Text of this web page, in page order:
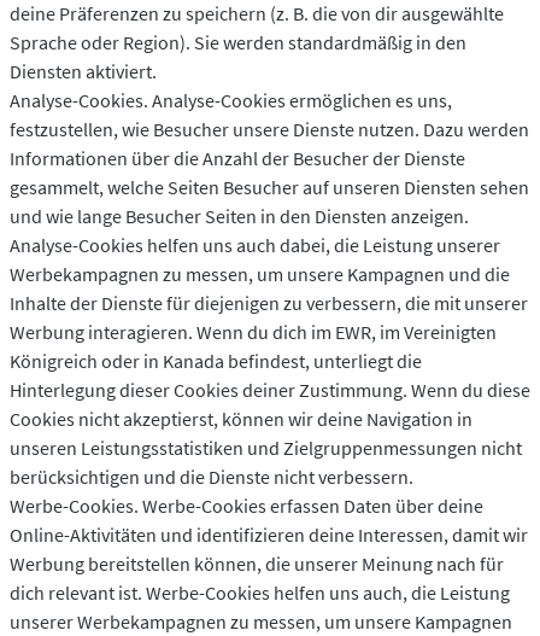
deine Präferenzen zu speichern (z. B. die von dir ausgewählte
Sprache oder Region). Sie werden standardmäßig in den
Diensten aktiviert.
Analyse-Cookies. Analyse-Cookies ermöglichen es uns,
festzustellen, wie Besucher unsere Dienste nutzen. Dazu werden
Informationen über die Anzahl der Besucher der Dienste
gesammelt, welche Seiten Besucher auf unseren Diensten sehen
und wie lange Besucher Seiten in den Diensten anzeigen.
Analyse-Cookies helfen uns auch dabei, die Leistung unserer
Werbekampagnen zu messen, um unsere Kampagnen und die
Inhalte der Dienste für diejenigen zu verbessern, die mit unserer
Werbung interagieren. Wenn du dich im EWR, im Vereinigten
Königreich oder in Kanada befindest, unterliegt die
Hinterlegung dieser Cookies deiner Zustimmung. Wenn du diese
Cookies nicht akzeptierst, können wir deine Navigation in
unseren Leistungsstatistiken und Zielgruppenmessungen nicht
berücksichtigen und die Dienste nicht verbessern.
Werbe-Cookies. Werbe-Cookies erfassen Daten über deine
Online-Aktivitäten und identifizieren deine Interessen, damit wir
Werbung bereitstellen können, die unserer Meinung nach für
dich relevant ist. Werbe-Cookies helfen uns auch, die Leistung
unserer Werbekampagnen zu messen, um unsere Kampagnen